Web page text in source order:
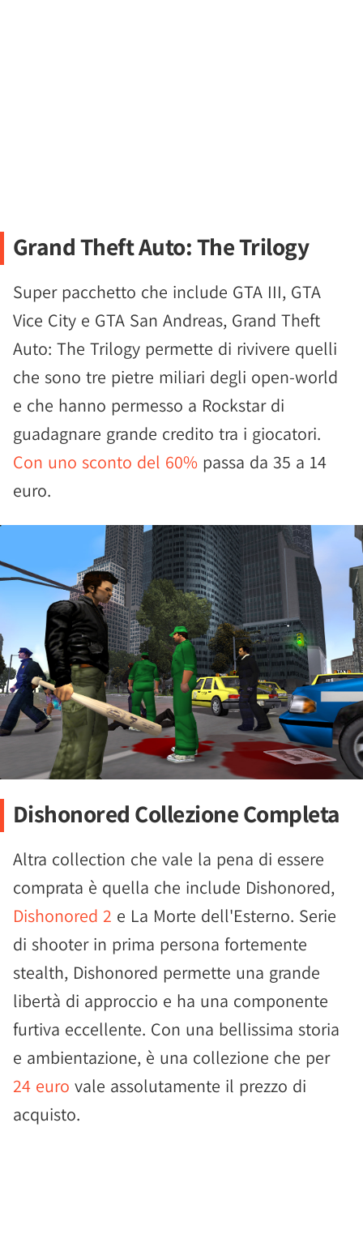
Grand Theft Auto: The Trilogy
Super pacchetto che include GTA III, GTA
Vice City e GTA San Andreas, Grand Theft
Auto: The Trilogy permette di rivivere quelli
che sono tre pietre miliari degli open-world
e che hanno permesso a Rockstar di
guadagnare grande credito tra i giocatori.
Con uno sconto del 60% passa da 35 a 14
euro.
Dishonored Collezione Completa
Altra collection che vale la pena di essere
comprata è quella che include Dishonored,
Dishonored 2 e La Morte dell'Esterno. Serie
di shooter in prima persona fortemente
stealth, Dishonored permette una grande
libertà di approccio e ha una componente
furtiva eccellente. Con una bellissima storia
e ambientazione, è una collezione che per
24 euro vale assolutamente il prezzo di
acquisto.